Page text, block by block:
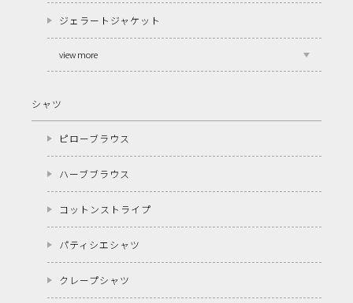
ジェラートジャケット
view more
シャツ
ピローブラウス
ハーブブラウス
コットンストライプ
パティシエシャツ
クレープシャツ